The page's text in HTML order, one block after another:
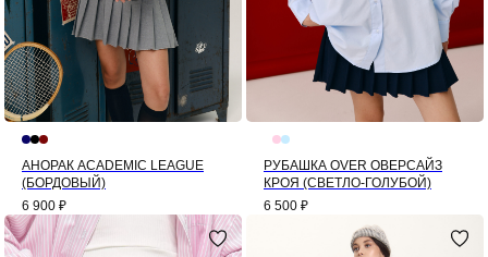
АНОРАК ACADEMIC LEAGUE
(БОРДОВЫЙ)
6 900 ₽
РУБАШКА OVER ОВЕРСАЙЗ
КРОЯ (СВЕТЛО-ГОЛУБОЙ)
6 500 ₽